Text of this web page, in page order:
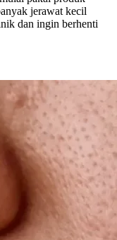
jerawat kecil
dan ingin berhenti